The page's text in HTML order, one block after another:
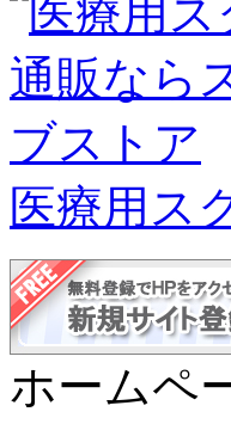
医療用ス
ホームペ